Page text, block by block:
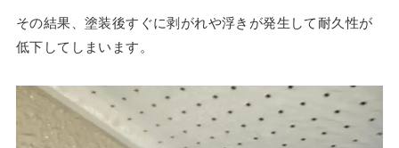
その結果、塗装後すぐに剥がれや浮きが発生して耐久性が
低下してしまいます。